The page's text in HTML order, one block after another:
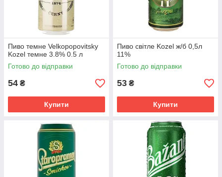
Пиво темне Velkopopovitsky
Kozel темне 3.8% 0.5 л
Готово до відправки
54 ₴
Купити
Пиво світле Kozel ж/б 0,5л
11%
Готово до відправки
53 ₴
Купити